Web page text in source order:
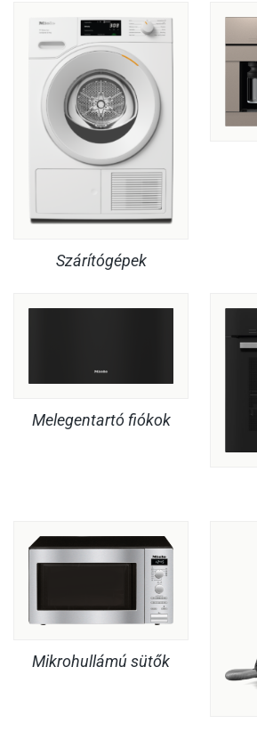
Szárítógépek
Melegentartó fiókok
Mikrohullámú sütők